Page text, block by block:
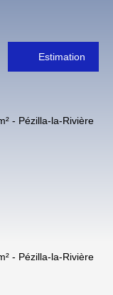
Estimation